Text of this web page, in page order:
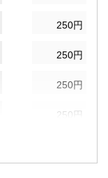
250円
250円
250円
250円